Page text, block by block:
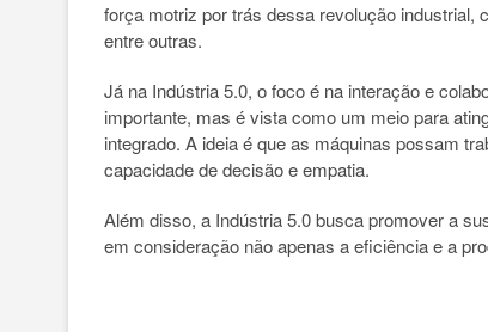
força motriz por trás dessa revolução industrial,
entre outras.
Já na Indústria 5.0, o foco é na interação e
importante, mas é vista como um meio para
integrado. A ideia é que as máquinas possam
capacidade de decisão e empatia.
Além disso, a Indústria 5.0 busca promover a
em consideração não apenas a eficiência e a